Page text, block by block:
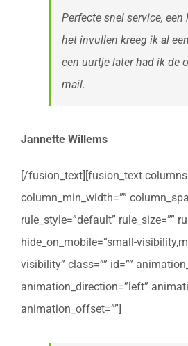
Perfecte snel service, een
het invullen kreeg ik al
een uurtje later had ik de
mail.
Jannette Willems
[/fusion_text][fusion_text
column_min_width=””
rule_style=”default” rule_size=””
hide_on_mobile=”small-
visibility” class=”” id=””
animation_direction=”left”
animation_offset=””]